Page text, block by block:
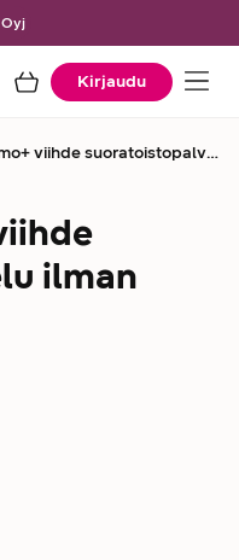
Kirjaudu
MTV Katsomo+ viihde suoratoistopalvelu ilman mainoksia
ilman